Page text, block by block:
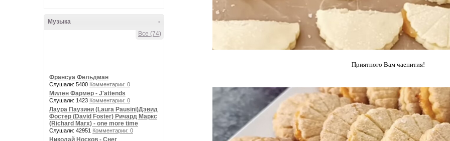
-
Музыка
Все (74)
Франсуа Фельдман
Слушали: 5400 Комментарии: 0
Милен Фармер - J'attends
Слушали: 1423 Комментарии: 0
Лаура Паузини (Laura Pausini)Дэвид
Фостер (David Foster) Ричард Маркс
(Richard Marx) - one more time
Слушали: 42951 Комментарии: 0
Николай Носков - Снег
Приятного Вам чаепития!